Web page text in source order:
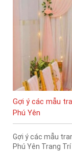
Gợi ý các mẫu
Phú Yên
Gợi ý các mẫu
Phú Yên Trang